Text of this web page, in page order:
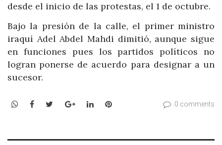
desde el inicio de las protestas, el 1 de octubre.
Bajo la presión de la calle, el primer ministro
iraquí Adel Abdel Mahdi dimitió, aunque sigue
en funciones pues los partidos políticos no
logran ponerse de acuerdo para designar a un
sucesor.
WhatsApp
Facebook
TwitterGoogle+LinkedInPinterest 0 comments